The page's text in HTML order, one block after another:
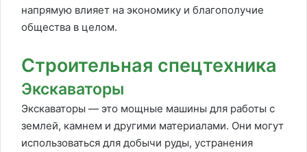
напрямую влияет на экономику и благополучие
общества в целом.
Строительная спецтехника
Экскаваторы
Экскаваторы — это мощные машины для работы с
землей, камнем и другими материалами. Они могут
использоваться для добычи руды, устранения